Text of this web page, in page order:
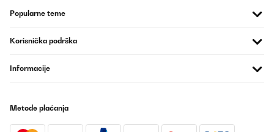
Popularne teme
Korisnička podrška
Informacije
Metode plaćanja